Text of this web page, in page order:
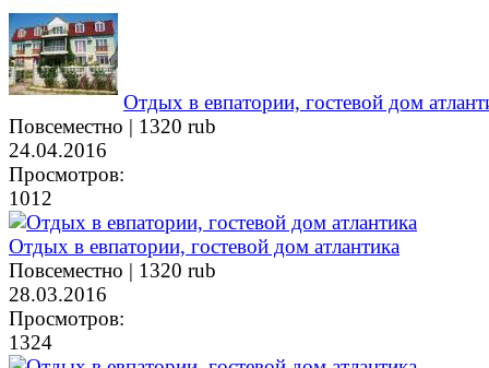
Отдых в евпатории, гостевой дом
Повсеместно | 1320 rub
24.04.2016
Просмотров:
1012
Отдых в евпатории, гостевой дом атлантика
Повсеместно | 1320 rub
28.03.2016
Просмотров:
1324